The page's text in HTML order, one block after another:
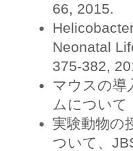
66, 2015.
Neonatal
375-382,
マウスの導
ムについて
実験動物の
ついて、